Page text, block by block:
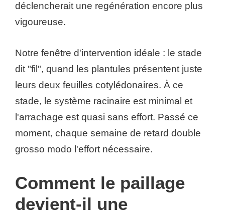
déclencherait une regénération encore plus
vigoureuse.
Notre fenêtre d'intervention idéale : le stade
dit "fil", quand les plantules présentent juste
leurs deux feuilles cotylédonaires. À ce
stade, le système racinaire est minimal et
l'arrachage est quasi sans effort. Passé ce
moment, chaque semaine de retard double
grosso modo l'effort nécessaire.
Comment le paillage
devient-il une